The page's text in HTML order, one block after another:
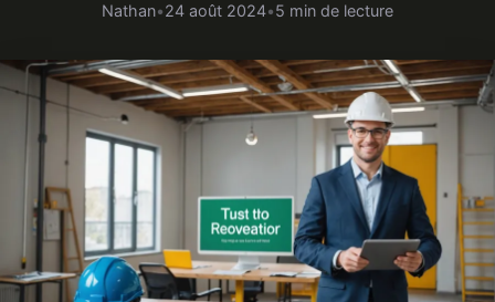
Nathan•24 août 2024•5 min de lecture